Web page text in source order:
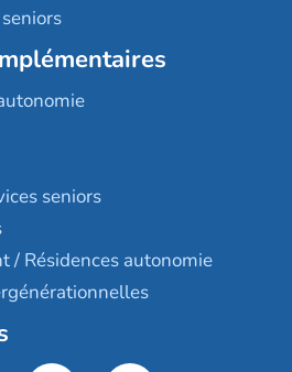
seniors
/ Résidences autonomie